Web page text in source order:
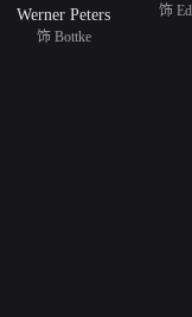
Werner Peters
饰 Bottke
饰